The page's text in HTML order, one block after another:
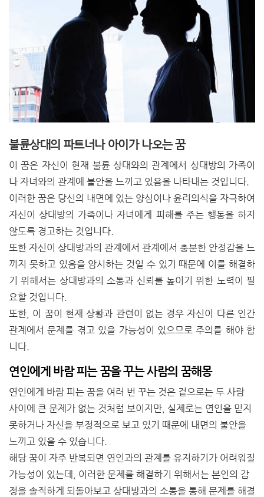
불륜상대의 파트너나 아이가 나오는 꿈
이 꿈은 자신이 현재 불륜 상대와의 관계에서 상대방의 가족이
나 자녀와의 관계에 불안을 느끼고 있음을 나타내는 것입니다.
이러한 꿈은 당신의 내면에 있는 양심이나 윤리의식을 자극하여
자신이 상대방의 가족이나 자녀에게 피해를 주는 행동을 하지
않도록 경고하는 것입니다.
또한 자신이 상대방과의 관계에서 관계에서 충분한 안정감을 느
끼지 못하고 있음을 암시하는 것일 수 있기 때문에 이를 해결하
기 위해서는 상대방과의 소통과 신뢰를 높이기 위한 노력이 필
요할 것입니다.
또한, 이 꿈이 현재 상황과 관련이 없는 경우 자신이 다른 인간
관계에서 문제를 겪고 있을 가능성이 있으므로 주의를 해야 합
니다.
연인에게 바람 피는 꿈을 꾸는 사람의 꿈해몽
연인에게 바람 피는 꿈을 여러 번 꾸는 것은 겉으로는 두 사람
사이에 큰 문제가 없는 것처럼 보이지만, 실제로는 연인을 믿지
못하거나 자신을 부정적으로 보고 있기 때문에 내면의 불안을
느끼고 있을 수 있습니다.
해당 꿈이 자주 반복되면 연인과의 관계를 유지하기가 어려워질
가능성이 있는데, 이러한 문제를 해결하기 위해서는 본인의 감
정을 솔직하게 되돌아보고 상대방과의 소통을 통해 문제를 해결